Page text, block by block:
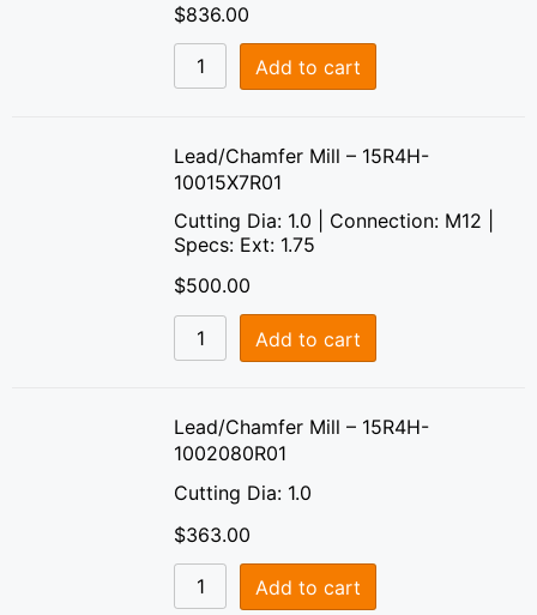
$836.00
Add to cart
Lead/Chamfer Mill – 15R4H-
10015X7R01
Cutting Dia: 1.0 | Connection: M12 |
Specs: Ext: 1.75
$500.00
Add to cart
Lead/Chamfer Mill – 15R4H-
1002080R01
Cutting Dia: 1.0
$363.00
Add to cart